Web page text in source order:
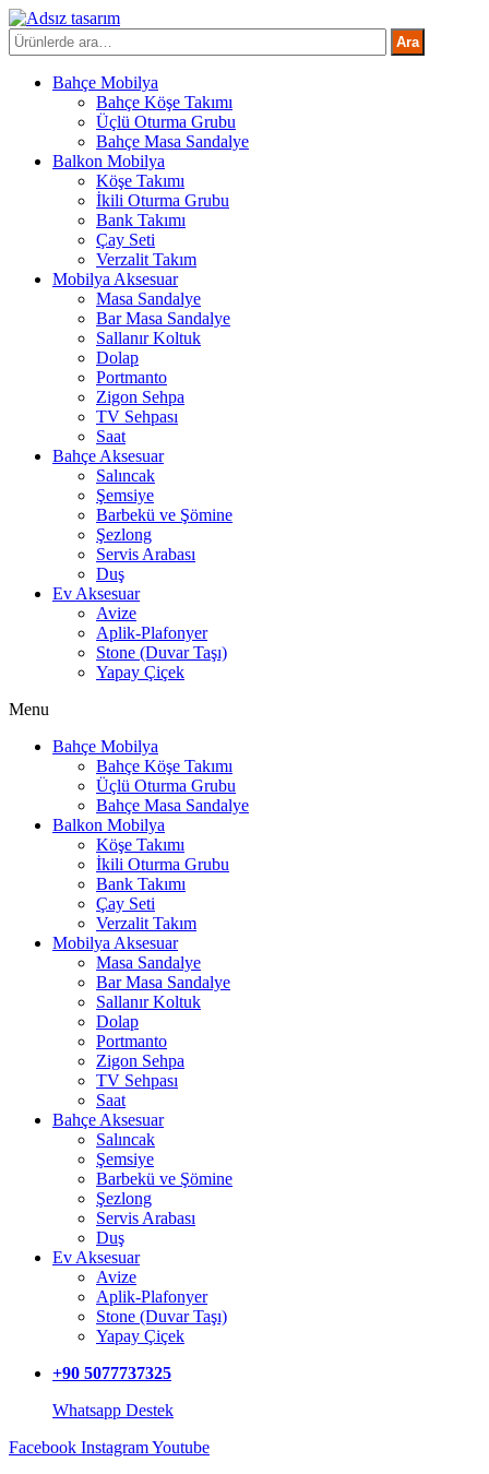
İçeriğe
atla
Ara: Ara
Bahçe Mobilya
Bahçe Köşe Takımı
Üçlü Oturma Grubu
Bahçe Masa Sandalye
Balkon Mobilya
Köşe Takımı
İkili Oturma Grubu
Bank Takımı
Çay Seti
Verzalit Takım
Mobilya Aksesuar
Masa Sandalye
Bar Masa Sandalye
Sallanır Koltuk
Dolap
Portmanto
Zigon Sehpa
TV Sehpası
Saat
Bahçe Aksesuar
Salıncak
Şemsiye
Barbekü ve Şömine
Şezlong
Servis Arabası
Duş
Ev Aksesuar
Avize
Aplik-Plafonyer
Stone (Duvar Taşı)
Yapay Çiçek
Menu
Bahçe Mobilya
Bahçe Köşe Takımı
Üçlü Oturma Grubu
Bahçe Masa Sandalye
Balkon Mobilya
Köşe Takımı
İkili Oturma Grubu
Bank Takımı
Çay Seti
Verzalit Takım
Mobilya Aksesuar
Masa Sandalye
Bar Masa Sandalye
Sallanır Koltuk
Dolap
Portmanto
Zigon Sehpa
TV Sehpası
Saat
Bahçe Aksesuar
Salıncak
Şemsiye
Barbekü ve Şömine
Şezlong
Servis Arabası
Duş
Ev Aksesuar
Avize
Aplik-Plafonyer
Stone (Duvar Taşı)
Yapay Çiçek
+90 5077737325
Whatsapp Destek
Facebook InstagramYoutube